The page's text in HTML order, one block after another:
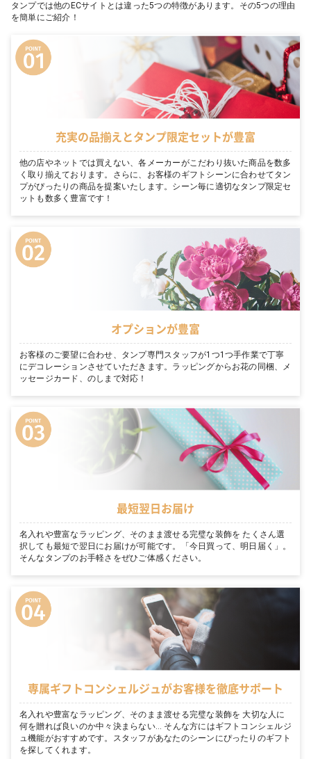
タンプでは他のECサイトとは違った5つの特徴があります。その5つの理由
を簡単にご紹介！
充実の品揃えとタンプ限定セットが豊富
他の店やネットでは買えない、各メーカーがこだわり抜いた商品を数多
く取り揃えております。さらに、お客様のギフトシーンに合わせてタン
プがぴったりの商品を提案いたします。シーン毎に適切なタンプ限定セ
ットも数多く豊富です！
オプションが豊富
お客様のご要望に合わせ、タンプ専門スタッフが1つ1つ手作業で丁寧
にデコレーションさせていただきます。ラッピングからお花の同梱、メ
ッセージカード、のしまで対応！
最短翌日お届け
名入れや豊富なラッピング、そのまま渡せる完璧な装飾を たくさん選
択しても最短で翌日にお届けが可能です。「今日買って、明日届く」。
そんなタンプのお手軽さをぜひご体感ください。
専属ギフトコンシェルジュがお客様を徹底サポート
名入れや豊富なラッピング、そのまま渡せる完璧な装飾を 大切な人に
何を贈れば良いのか中々決まらない… そんな方にはギフトコンシェルジ
ュ機能がおすすめです。スタッフがあなたのシーンにぴったりのギフト
を探してくれます。